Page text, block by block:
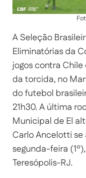
A Seleção
Eliminatórias da
jogos contra
da torcida, no
do futebol
21h30. A última
Municipal de El
Carlo Ancelotti
segunda-feira
Teresópolis-RJ.